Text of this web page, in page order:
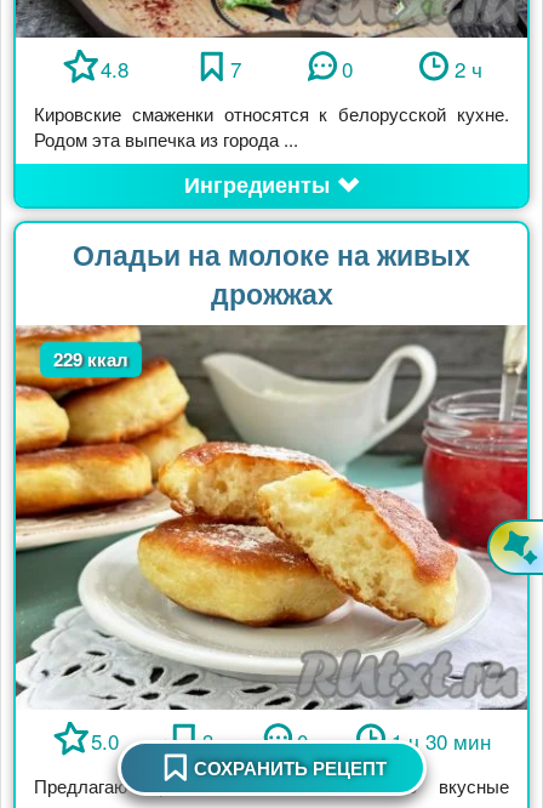
4.8 7 0 2 ч
Кировские смаженки относятся к белорусской кухне.
Родом эта выпечка из города ...
Ингредиенты
Оладьи на молоке на живых
дрожжах
229 ккал
5.0 3 0 1 ч 30 мин
Предлагаю приготовить пышные, очень вкусные
СОХРАНИТЬ РЕЦЕПТ